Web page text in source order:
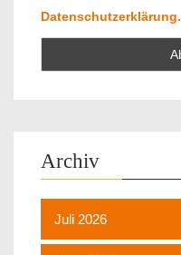
Datenschutzerklärung.
Archiv
Juli 2026